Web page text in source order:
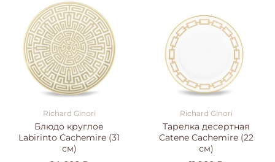
Richard Ginori
Блюдо круглое
Labirinto Cachemire (31
см)
Richard Ginori
Тарелка десертная
Catene Cachemire (22
см)